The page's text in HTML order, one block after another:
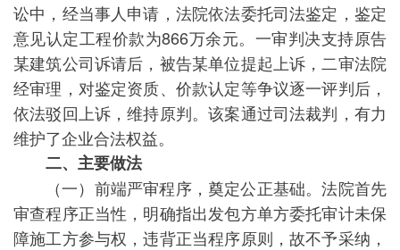
讼中，经当事人申请，法院依法委托司法鉴定，鉴定
意见认定工程价款为866万余元。一审判决支持原告
某建筑公司诉请后，被告某单位提起上诉，二审法院
经审理，对鉴定资质、价款认定等争议逐一评判后，
依法驳回上诉，维持原判。该案通过司法裁判，有力
维护了企业合法权益。
二、主要做法
（一）前端严审程序，奠定公正基础。法院首先
审查程序正当性，明确指出发包方单方委托审计未保
障施工方参与权，违背正当程序原则，故不予采纳，